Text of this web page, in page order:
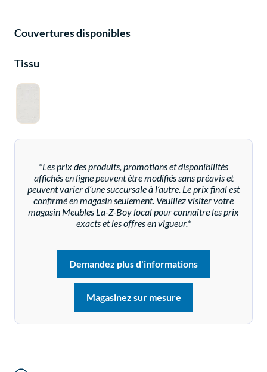
Couvertures disponibles
Tissu
*Les prix des produits, promotions et disponibilités
affichés en ligne peuvent être modifiés sans préavis et
peuvent varier d’une succursale à l’autre. Le prix final est
confirmé en magasin seulement. Veuillez visiter votre
magasin Meubles La-Z-Boy local pour connaître les prix
exacts et les offres en vigueur.*
Demandez plus d'informations
Magasinez sur mesure